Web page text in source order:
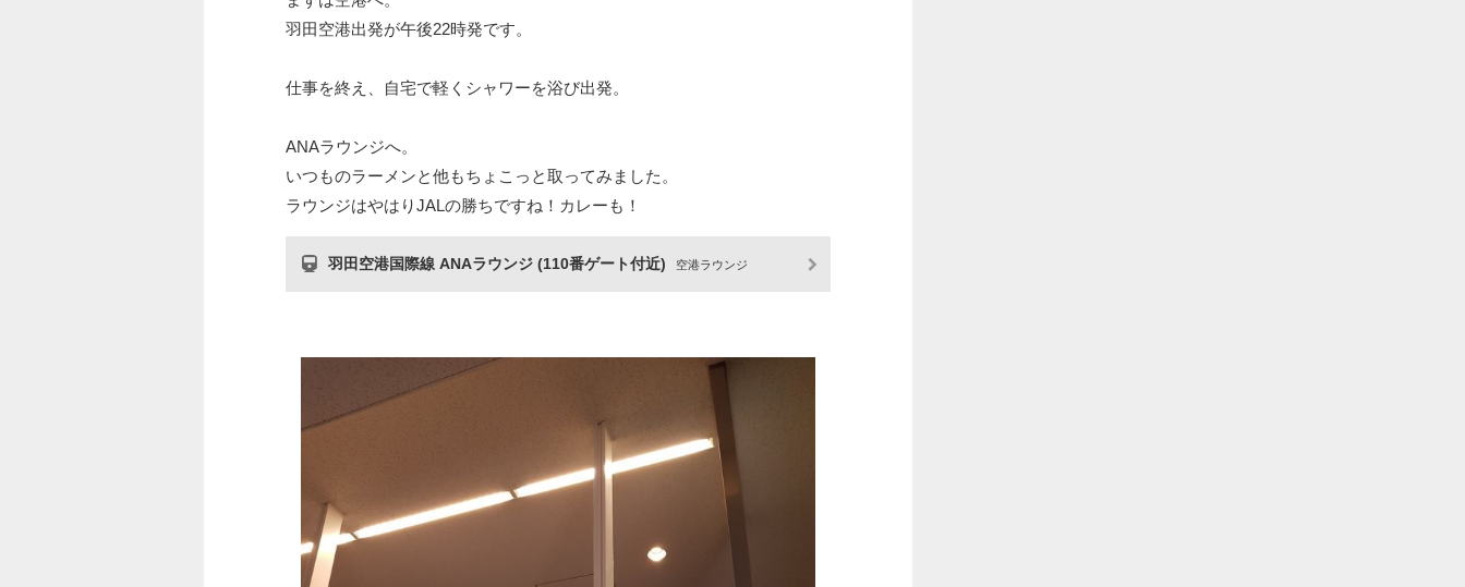
羽田空港出発が午後22時発です。
仕事を終え、自宅で軽くシャワーを浴び出発。
ANAラウンジへ。
いつものラーメンと他もちょこっと取ってみました。
ラウンジはやはりJALの勝ちですね！カレーも！
羽田空港国際線 ANAラウンジ (110番ゲート付近) 空港ラウンジ